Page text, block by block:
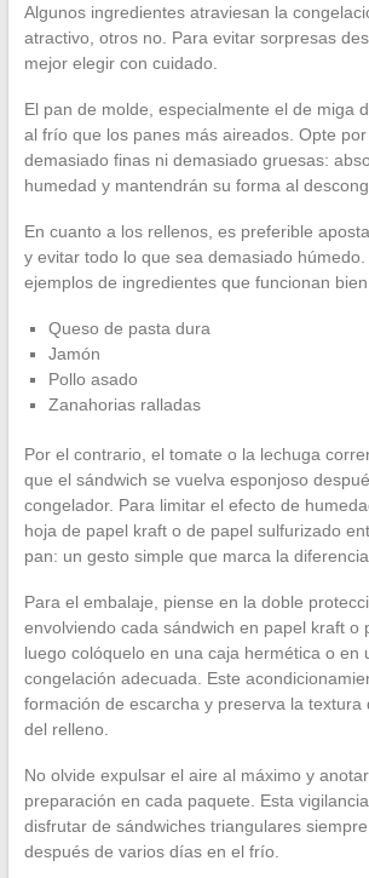
Algunos ingredientes atraviesan la
atractivo, otros no. Para evitar sorpresas
mejor elegir con cuidado.
El pan de molde, especialmente el de miga
al frío que los panes más aireados. Opte
demasiado finas ni demasiado gruesas:
humedad y mantendrán su forma al
En cuanto a los rellenos, es preferible
y evitar todo lo que sea demasiado
ejemplos de ingredientes que funcionan
Queso de pasta dura
Jamón
Pollo asado
Zanahorias ralladas
Por el contrario, el tomate o la lechuga
que el sándwich se vuelva esponjoso
congelador. Para limitar el efecto de
hoja de papel kraft o de papel sulfurizado
pan: un gesto simple que marca la diferencia.
Para el embalaje, piense en la doble
envolviendo cada sándwich en papel kraft o
luego colóquelo en una caja hermética o en
congelación adecuada. Este
formación de escarcha y preserva la textura
del relleno.
No olvide expulsar el aire al máximo y
preparación en cada paquete. Esta
disfrutar de sándwiches triangulares
después de varios días en el frío.